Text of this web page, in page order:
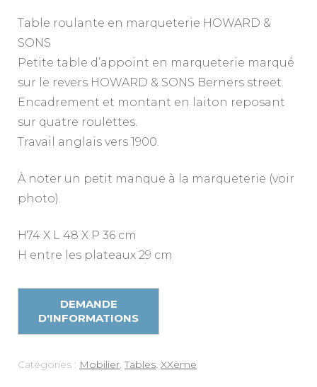
Table roulante en marqueterie HOWARD &
SONS
Petite table d’appoint en marqueterie marqué
sur le revers HOWARD & SONS Berners street.
Encadrement et montant en laiton reposant
sur quatre roulettes.
Travail anglais vers 1900.
À noter un petit manque à la marqueterie (voir
photo).
H74 X L 48 X P 36 cm
H entre les plateaux 29 cm
Catégories : Mobilier,Tables, XXème